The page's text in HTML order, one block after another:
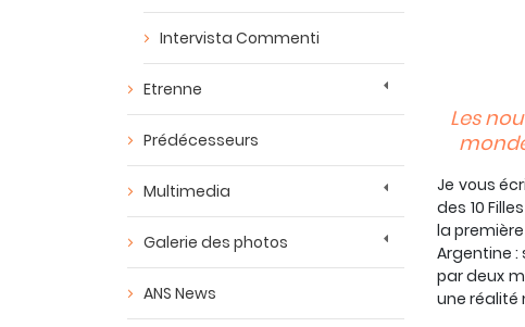
Intervista Commenti
Etrenne
Prédécesseurs
Multimedia
Galerie des photos
ANS News
Les
Je vous
des 10
la
Argentine :
par deux
une réalité